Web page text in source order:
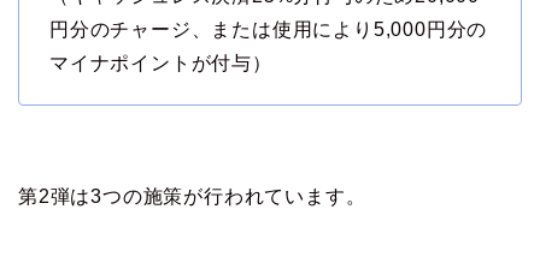
円分のチャージ、または使用により5,000円分の
マイナポイントが付与）
第2弾は3つの施策が行われています。